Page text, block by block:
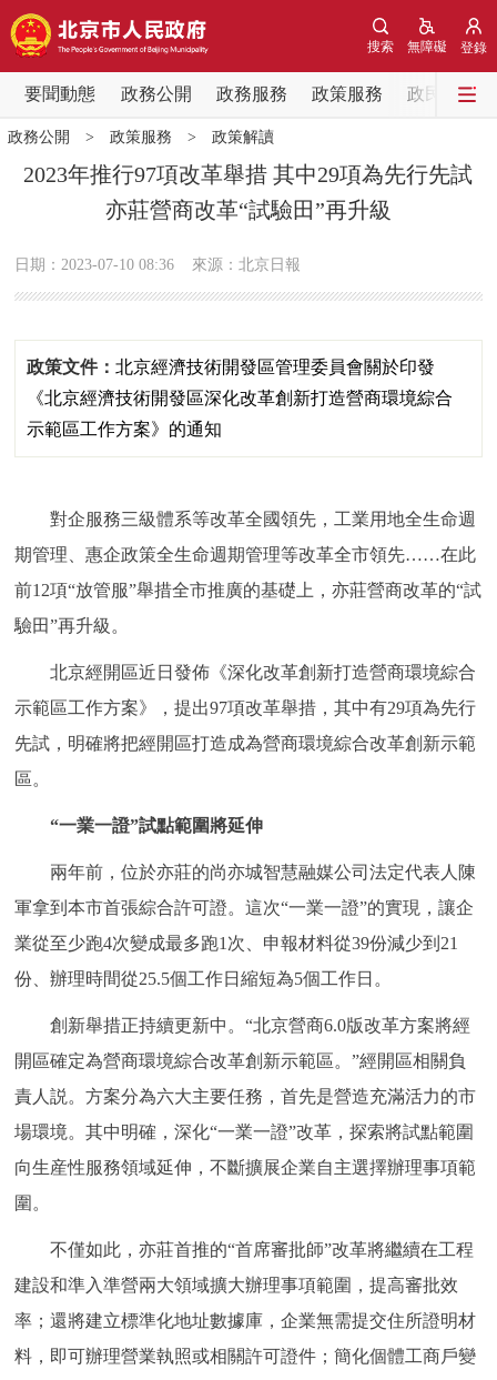
登錄
無障礙
搜索
要聞動態 政務公開 政務服務 政策服務 政民互動
要聞動態
黨中央精神 國務院資訊
北京要聞 會議資訊 部門動態
市領導 機構職能 政策服務
政策兌現 政策解讀 回應關切
決策公開 專題公開
政務服務
個人服務
便民服務 利企服務 投資項目
政民互動
12345網上接訴即辦 我要諮詢 我要建議
參與調查 線上訪談 圖説互動
北京概況 十六區概覽 人文北京
綠色北京 圖説北京 視頻北京
ENGLISH 한국어 日本語
ESPAÑOL PORTUGUÊS
政務公開 > 政策服務 > 政策解讀
2023年推行97項改革舉措 其中29項為先行先試
亦莊營商改革“試驗田”再升級
日期：2023-07-10 08:36 來源：北京日報
政策文件：北京經濟技術開發區管理委員會關於印發
《北京經濟技術開發區深化改革創新打造營商環境綜合
示範區工作方案》的通知
對企服務三級體系等改革全國領先，工業用地全生命週
期管理、惠企政策全生命週期管理等改革全市領先……在此
前12項“放管服”舉措全市推廣的基礎上，亦莊營商改革的“試
驗田”再升級。
北京經開區近日發佈《深化改革創新打造營商環境綜合
示範區工作方案》，提出97項改革舉措，其中有29項為先行
先試，明確將把經開區打造成為營商環境綜合改革創新示範
區。
“一業一證”試點範圍將延伸
兩年前，位於亦莊的尚亦城智慧融媒公司法定代表人陳
軍拿到本市首張綜合許可證。這次“一業一證”的實現，讓企
業從至少跑4次變成最多跑1次、申報材料從39份減少到21
份、辦理時間從25.5個工作日縮短為5個工作日。
創新舉措正持續更新中。“北京營商6.0版改革方案將經
開區確定為營商環境綜合改革創新示範區。”經開區相關負
責人説。方案分為六大主要任務，首先是營造充滿活力的市
場環境。其中明確，深化“一業一證”改革，探索將試點範圍
向生産性服務領域延伸，不斷擴展企業自主選擇辦理事項範
圍。
不僅如此，亦莊首推的“首席審批師”改革將繼續在工程
建設和準入準營兩大領域擴大辦理事項範圍，提高審批效
率；還將建立標準化地址數據庫，企業無需提交住所證明材
料，即可辦理營業執照或相關許可證件；簡化個體工商戶變